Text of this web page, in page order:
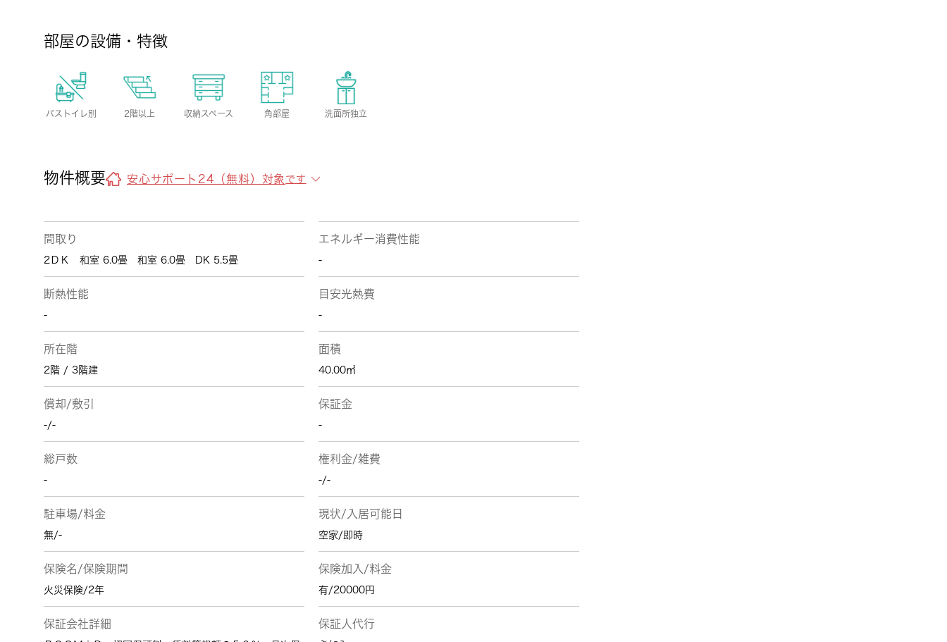
部屋の設備・特徴
バストイレ別 2階以上 収納スペース 角部屋 洗面所独立
物件概要 安心サポート24（無料）対象 です
間取り
2ＤＫ 和室 6.0畳 和室 6.0畳 DK 5.5畳
エネルギー消費性能
-
断熱性能
-
目安光熱費
-
所在階
2階 / 3階建
面積
40.00㎡
償却/敷引
-/-
保証金
-
総戸数
-
権利金/雑費
-/-
駐車場/料金
無/-
現状/入居可能日
空家/即時
保険名/保険期間
火災保険/2年
保険加入/料金
有/20000円
保証会社詳細 保証人代行